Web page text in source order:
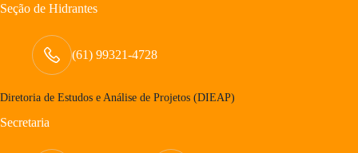
Seção de Hidrantes
(61) 99321-4728
Diretoria de Estudos e Análise de Projetos (DIEAP)
Secretaria